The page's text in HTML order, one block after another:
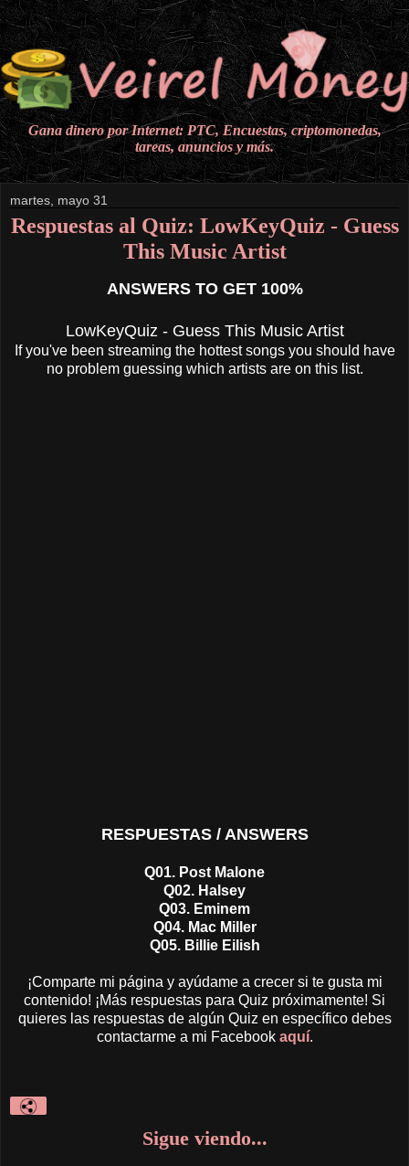
Gana dinero por Internet: PTC, Encuestas, criptomonedas,
tareas, anuncios y más.
martes, mayo 31
Respuestas al Quiz: LowKeyQuiz - Guess
This Music Artist
ANSWERS TO GET 100%
LowKeyQuiz - Guess This Music Artist
If you've been streaming the hottest songs you should have
no problem guessing which artists are on this list.
RESPUESTAS / ANSWERS
Q01. Post Malone
Q02. Halsey
Q03. Eminem
Q04. Mac Miller
Q05. Billie Eilish
¡Comparte mi página y ayúdame a crecer si te gusta mi
contenido! ¡Más respuestas para Quiz próximamente! Si
quieres las respuestas de algún Quiz en específico debes
contactarme a mi Facebook aquí.
Sigue viendo...